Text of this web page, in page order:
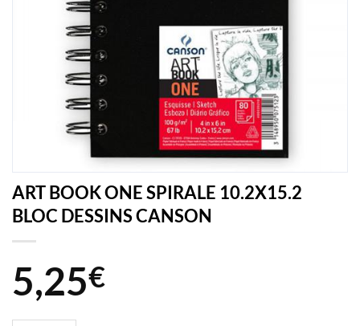
ART BOOK ONE SPIRALE 10.2X15.2
BLOC DESSINS CANSON
5,25€